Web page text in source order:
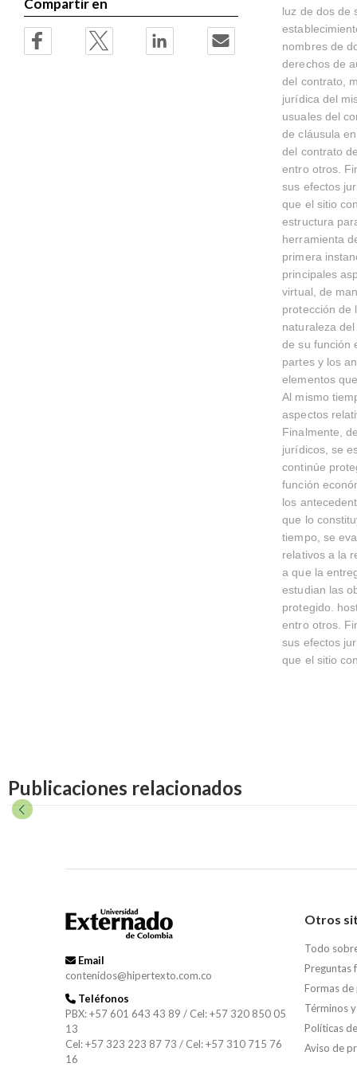
luz de dos de
nombres de
derechos de
del contrato,
jurídica del
usuales del
de cláusula
del contrato
entro otros.
sus efectos
que el sitio
estructura
herramienta
primera
principales
virtual, de
protección de
naturaleza
de su función
partes y los
elementos
Al mismo
aspectos
Finalmente,
jurídicos, se
continúe
función
los
que lo
tiempo, se
relativos a la
a que la
estudian las
protegido.
entro otros.
sus efectos
que el sitio
Compartir en
Publicaciones relacionados
Email
contenidos@hipertexto.com.co
Teléfonos
PBX: +57 601 643 43 89 / Cel: +57 320 850 05
13
Cel: +57 323 223 87 73 / Cel: +57 310 715 76
16
Otros
Todo
Preguntas
Formas de
Términos
Políticas
Aviso de